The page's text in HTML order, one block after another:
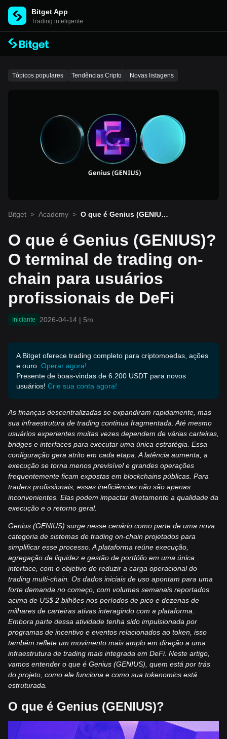
Bitget App
Trading inteligente
Tópicos populares Tendências Cripto Novas listagens
Bitget > Academy > O que é Genius (GENIU
ofissionais de DeFi
O que é Genius (GENIUS)?
O terminal de trading on-
chain para usuários
profissionais de DeFi
Iniciante 2026-04-14 | 5m
A Bitget oferece trading completo para criptomoedas, ações
e ouro. Operar agora!
Presente de boas-vindas de 6.200 USDT para novos
usuários! Crie sua conta agora!
As finanças descentralizadas se expandiram rapidamente, mas
sua infraestrutura de trading continua fragmentada. Até mesmo
usuários experientes muitas vezes dependem de várias carteiras,
bridges e interfaces para executar uma única estratégia. Essa
configuração gera atrito em cada etapa. A latência aumenta, a
execução se torna menos previsível e grandes operações
frequentemente ficam expostas em blockchains públicas. Para
traders profissionais, essas ineficiências não são apenas
inconvenientes. Elas podem impactar diretamente a qualidade da
execução e o retorno geral.
Genius (GENIUS) surge nesse cenário como parte de uma nova
categoria de sistemas de trading on-chain projetados para
simplificar esse processo. A plataforma reúne execução,
agregação de liquidez e gestão de portfólio em uma única
interface, com o objetivo de reduzir a carga operacional do
trading multi-chain. Os dados iniciais de uso apontam para uma
forte demanda no começo, com volumes semanais reportados
acima de US$ 2 bilhões nos períodos de pico e dezenas de
milhares de carteiras ativas interagindo com a plataforma.
Embora parte dessa atividade tenha sido impulsionada por
programas de incentivo e eventos relacionados ao token, isso
também reflete um movimento mais amplo em direção a uma
infraestrutura de trading mais integrada em DeFi. Neste artigo,
vamos entender o que é Genius (GENIUS), quem está por trás
do projeto, como ele funciona e como sua tokenomics está
estruturada.
O que é Genius (GENIUS)?